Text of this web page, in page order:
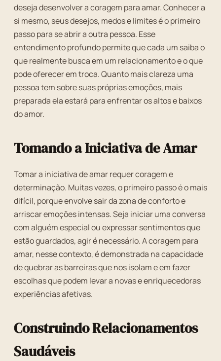
deseja desenvolver a coragem para amar. Conhecer a
si mesmo, seus desejos, medos e limites é o primeiro
passo para se abrir a outra pessoa. Esse
entendimento profundo permite que cada um saiba o
que realmente busca em um relacionamento e o que
pode oferecer em troca. Quanto mais clareza uma
pessoa tem sobre suas próprias emoções, mais
preparada ela estará para enfrentar os altos e baixos
do amor.
Tomando a Iniciativa de Amar
Tomar a iniciativa de amar requer coragem e
determinação. Muitas vezes, o primeiro passo é o mais
difícil, porque envolve sair da zona de conforto e
arriscar emoções intensas. Seja iniciar uma conversa
com alguém especial ou expressar sentimentos que
estão guardados, agir é necessário. A coragem para
amar, nesse contexto, é demonstrada na capacidade
de quebrar as barreiras que nos isolam e em fazer
escolhas que podem levar a novas e enriquecedoras
experiências afetivas.
Construindo Relacionamentos
Saudáveis